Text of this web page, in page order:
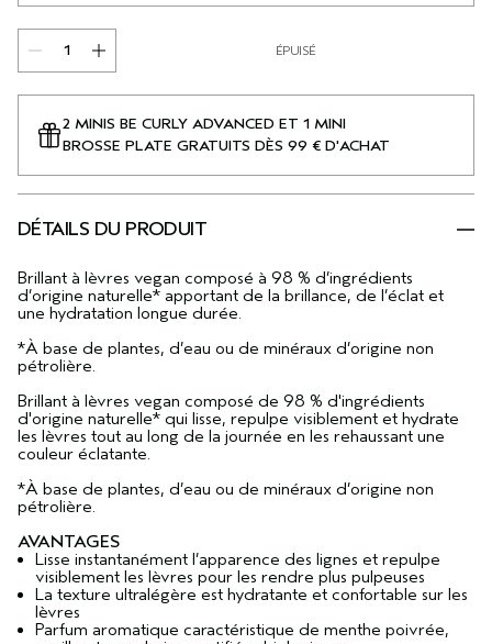
ÉPUISÉ
2 MINIS BE CURLY ADVANCED ET 1 MINI
BROSSE PLATE GRATUITS DÈS 99 € D'ACHAT
DÉTAILS DU PRODUIT
Brillant à lèvres vegan composé à 98 % d’ingrédients
d’origine naturelle* apportant de la brillance, de l’éclat et
une hydratation longue durée.
*À base de plantes, d’eau ou de minéraux d’origine non
pétrolière.
Brillant à lèvres vegan composé de 98 % d'ingrédients
d'origine naturelle* qui lisse, repulpe visiblement et hydrate
les lèvres tout au long de la journée en les rehaussant une
couleur éclatante.
*À base de plantes, d’eau ou de minéraux d’origine non
pétrolière.
AVANTAGES
Lisse instantanément l’apparence des lignes et repulpe
visiblement les lèvres pour les rendre plus pulpeuses
La texture ultralégère est hydratante et confortable sur les
lèvres
Parfum aromatique caractéristique de menthe poivrée,